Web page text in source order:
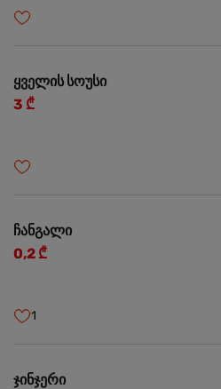
ყველის სოუსი
3 ₾
ჩანგალი
0,2 ₾
1
ჯინჯერი